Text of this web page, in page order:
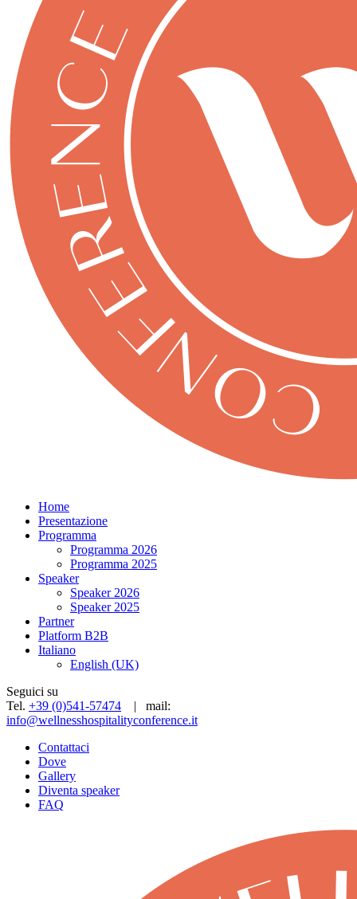
Home
Presentazione
Programma
Programma 2026
Programma 2025
Speaker
Speaker 2026
Speaker 2025
Partner
Platform B2B
Italiano
English (UK)
Seguici su
Tel. +39 (0)541-57474 | mail:
info@wellnesshospitalityconference.it
Contattaci
Dove
Gallery
Diventa speaker
FAQ